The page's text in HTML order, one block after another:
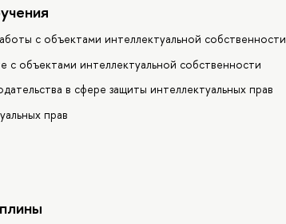
с объектами интеллектуальной собственности
с объектами интеллектуальной собственности
в сфере защиты интеллектуальных прав
прав